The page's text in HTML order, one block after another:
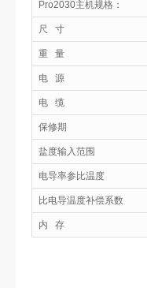
Pro2030主机规格：
尺 寸
重 量
电 源
电 缆
保修期
盐度输入范围
电导率参比温度
比电导温度补偿系数
内 存